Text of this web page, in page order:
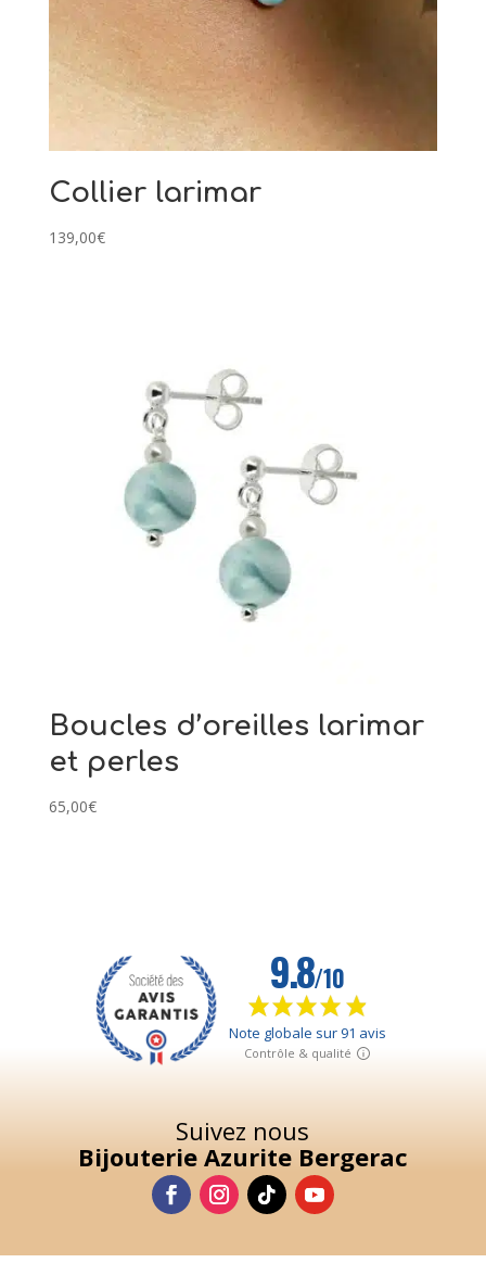
Collier larimar
139,00€
Boucles d’oreilles larimar
et perles
65,00€
Suivez nous
Bijouterie Azurite Bergerac